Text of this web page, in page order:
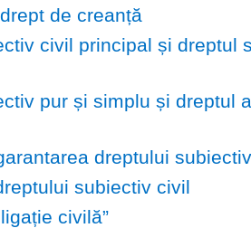
de creanță
civil principal și dreptul
pur și simplu și dreptul
dreptului
subiectiv civil
civilă”